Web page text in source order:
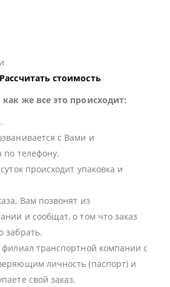
Рассчитать стоимость
же все это происходит:
с Вами и
по телефону.
происходит упаковка и
Вам позвонят из
и сообщат, о том что заказ
забрать.
транспортной компании с
личность (паспорт) и
свой заказ.